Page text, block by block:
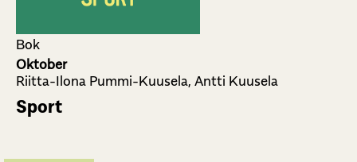
Bok
Oktober
Riitta-Ilona Pummi-Kuusela, Antti Kuusela
Sport